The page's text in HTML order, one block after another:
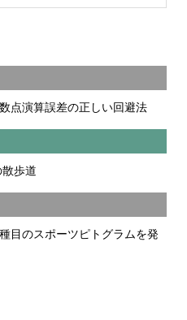
点演算誤差の正しい回避法
歩道
目のスポーツピトグラムを発